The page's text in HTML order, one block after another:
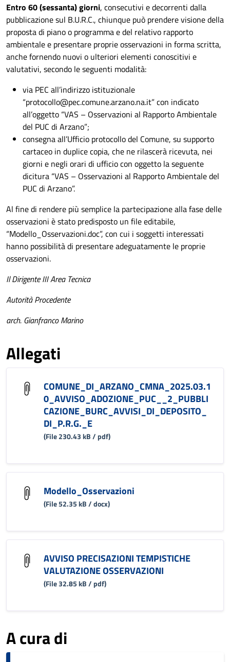
Entro 60 (sessanta) giorni, consecutivi e decorrenti dalla
pubblicazione sul B.U.R.C., chiunque può prendere visione della
proposta di piano o programma e del relativo rapporto
ambientale e presentare proprie osservazioni in forma scritta,
anche fornendo nuovi o ulteriori elementi conoscitivi e
valutativi, secondo le seguenti modalità:
via PEC all’indirizzo istituzionale
“protocollo@pec.comune.arzano.na.it” con indicato
all’oggetto “VAS – Osservazioni al Rapporto Ambientale
del PUC di Arzano”;
consegna all’Ufficio protocollo del Comune, su supporto
cartaceo in duplice copia, che ne rilascerà ricevuta, nei
giorni e negli orari di ufficio con oggetto la seguente
dicitura “VAS – Osservazioni al Rapporto Ambientale del
PUC di Arzano”.
Al fine di rendere più semplice la partecipazione alla fase delle
osservazioni è stato predisposto un file editabile,
“Modello_Osservazioni.doc”, con cui i soggetti interessati
hanno possibilità di presentare adeguatamente le proprie
osservazioni.
Il Dirigente III Area Tecnica
Autorità Procedente
arch. Gianfranco Marino
Allegati
COMUNE_DI_ARZANO_CMNA_2025.03.1
0_AVVISO_ADOZIONE_PUC__2_PUBBLI
CAZIONE_BURC_AVVISI_DI_DEPOSITO_
DI_P.R.G._E
(File 230.43 kB / pdf)
Modello_Osservazioni
(File 52.35 kB / docx)
AVVISO PRECISAZIONI TEMPISTICHE
VALUTAZIONE OSSERVAZIONI
(File 32.85 kB / pdf)
A cura di